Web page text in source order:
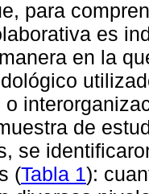
para
es
en la
o
de
se
(Tabla 1):